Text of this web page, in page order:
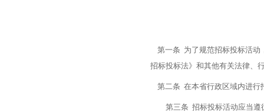
第一条 为了规范招标投标活动
招标投标法》和其他有关法律、
第二条 在本省行政区域内进行
第三条 招标投标活动应当遵